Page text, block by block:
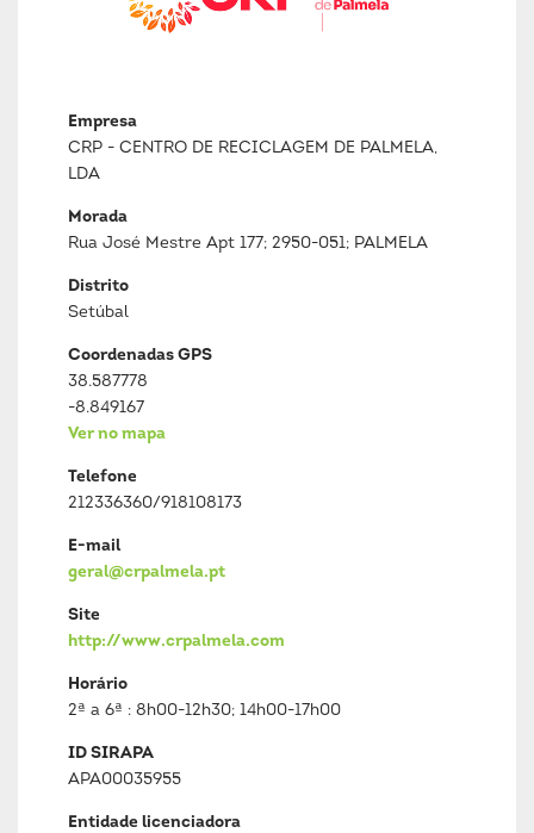
Empresa
CRP - CENTRO DE RECICLAGEM DE PALMELA,
LDA
Morada
Rua José Mestre Apt 177; 2950-051; PALMELA
Distrito
Setúbal
Coordenadas GPS
38.587778
-8.849167
Ver no mapa
Telefone
212336360/918108173
E-mail
geral@crpalmela.pt
Site
http://www.crpalmela.com
Horário
2ª a 6ª : 8h00-12h30; 14h00-17h00
ID SIRAPA
APA00035955
Entidade licenciadora